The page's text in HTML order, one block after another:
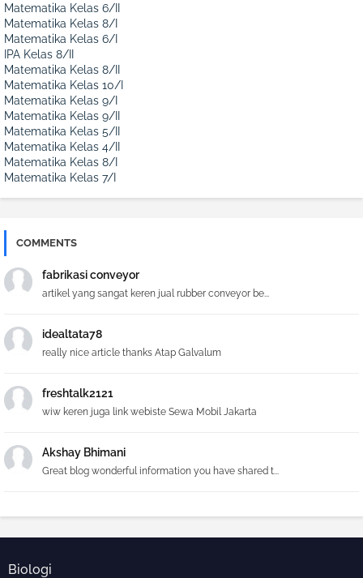
Matematika Kelas 6/II
Matematika Kelas 8/I
Matematika Kelas 6/I
IPA Kelas 8/II
Matematika Kelas 8/II
Matematika Kelas 10/I
Matematika Kelas 9/I
Matematika Kelas 9/II
Matematika Kelas 5/II
Matematika Kelas 4/II
Matematika Kelas 8/I
Matematika Kelas 7/I
COMMENTS
fabrikasi conveyor
artikel yang sangat keren jual rubber conveyor be...
idealtata78
really nice article thanks Atap Galvalum
freshtalk2121
wiw keren juga link webiste Sewa Mobil Jakarta
Akshay Bhimani
Great blog wonderful information you have shared t...
Biologi